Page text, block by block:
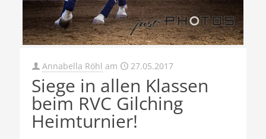
Annabella Röhl am 27.05.2017
Siege in allen Klassen
beim RVC Gilching
Heimturnier!